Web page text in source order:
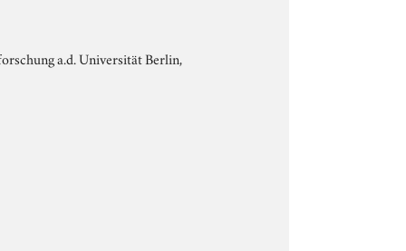
a.d. Universität Berlin,